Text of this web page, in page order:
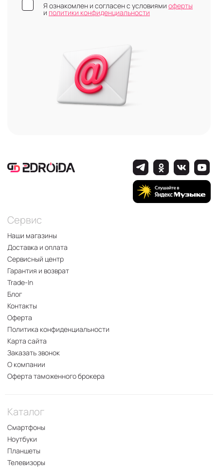
Я ознакомлен и согласен с условиями оферты
и политики конфиденциальности
Сервис
Наши магазины
Доставка и оплата
Сервисный центр
Гарантия и возврат
Trade-In
Блог
Контакты
Оферта
Политика конфиденциальности
Карта сайта
Заказать звонок
О компании
Оферта таможенного брокера
Каталог
Смартфоны
Ноутбуки
Планшеты
Телевизоры